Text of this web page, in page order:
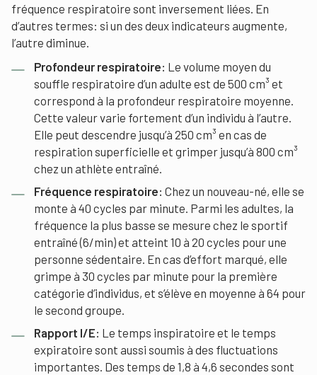
fréquence respiratoire sont inversement liées. En
d’autres termes: si un des deux indicateurs augmente,
l’autre diminue.
Profondeur respiratoire: Le volume moyen du
souffle respiratoire d’un adulte est de 500 cm³ et
correspond à la profondeur respiratoire moyenne.
Cette valeur varie fortement d’un individu à l’autre.
Elle peut descendre jusqu’à 250 cm³ en cas de
respiration superficielle et grimper jusqu’à 800 cm³
chez un athlète entraîné.
Fréquence respiratoire: Chez un nouveau-né, elle se
monte à 40 cycles par minute. Parmi les adultes, la
fréquence la plus basse se mesure chez le sportif
entraîné (6/min) et atteint 10 à 20 cycles pour une
personne sédentaire. En cas d’effort marqué, elle
grimpe à 30 cycles par minute pour la première
catégorie d’individus, et s’élève en moyenne à 64 pour
le second groupe.
Rapport I/E: Le temps inspiratoire et le temps
expiratoire sont aussi soumis à des fluctuations
importantes. Des temps de 1,8 à 4,6 secondes sont